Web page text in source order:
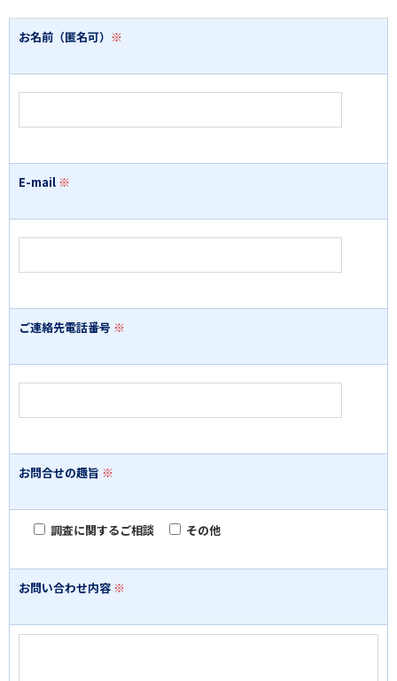
お名前（匿名可） ※
E-mail ※
ご連絡先電話番号 ※
お問合せの趣旨 ※
調査に関するご相談 その他
お問い合わせ内容 ※